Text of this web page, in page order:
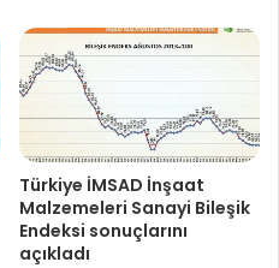
Türkiye İMSAD İnşaat
Malzemeleri Sanayi Bileşik
Endeksi sonuçlarını
açıkladı